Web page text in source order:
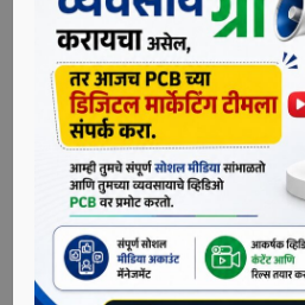
Last updated: June 3, 2022 2:51 pm
bpcauthor
मुंबई,दि.०३(पीसीबी) – जातीनिहाय
राष्ट्रवादीची मागणी आहेच शिवाय तशी
उध्दव ठाकरे यांना पक्षाच्यावतीने
असल्याची माहिती राष्ट्रवादी काँग्रेसचे
मंत्री जयंत पाटील यांनी दिली आहे.
अध्यक्ष आदरणीय शरद पवार यांनी आज